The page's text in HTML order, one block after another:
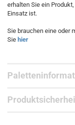
erhalten Sie ein
Einsatz ist.
Sie brauchen eine oder
Sie hier